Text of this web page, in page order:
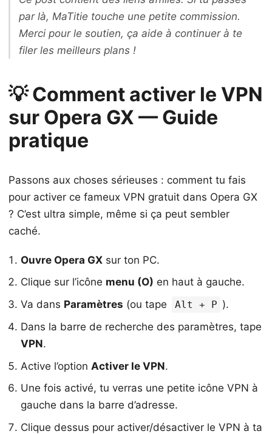
par là, MaTitie touche une petite commission.
Merci pour le soutien, ça aide à continuer à te
filer les meilleurs plans !
💡 Comment activer le VPN
sur Opera GX — Guide
pratique
Passons aux choses sérieuses : comment tu fais
pour activer ce fameux VPN gratuit dans Opera GX
? C’est ultra simple, même si ça peut sembler
caché.
Ouvre Opera GX sur ton PC.
Clique sur l’icône menu (O) en haut à gauche.
Va dans Paramètres (ou tape Alt + P ).
Dans la barre de recherche des paramètres, tape
VPN.
Active l’option Activer le VPN.
Une fois activé, tu verras une petite icône VPN à
gauche dans la barre d’adresse.
Clique dessus pour activer/désactiver le VPN à ta